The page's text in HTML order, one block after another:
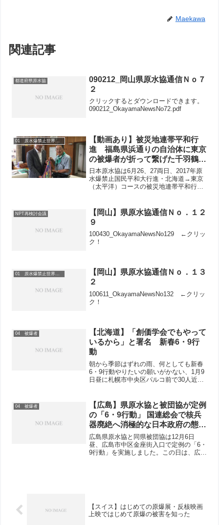
Maekawa
関連記事
都道府県原水協
090212_岡山県原水協通信Ｎｏ７
２
クリックするとダウンロードできます。
090212_OkayamaNewsNo72.pdf
01 原水爆禁止世界大会
【動画あり】被災地連帯平和行
進 福島県浜通りの自治体に東京
の被爆者が折って繋げた千羽鶴を
届ける
日本原水協は6月26、27両日、2017年原
水爆禁止国民平和大行進・北海道→東京
（太平洋）コースの被災地連帯平和行進
（南相馬市、浪江町、富岡町、楢葉町、
広野町）の5自...
NPT再検討会議
【岡山】県原水協通信Ｎｏ．１２
９
100430_OkayamaNewsNo129 ←クリッ
ク！
01 原水爆禁止世界大会
【岡山】県原水協通信Ｎｏ．１３
２
100611_OkayamaNewsNo132 ←クリッ
ク！
04 被爆者
【北海道】「創価学会でもやって
いるから」と署名 新春6・9行
動
朝から季節はずれの雨、何としても新春
6・9行動やりたいの願いがかない、1月9
日昼に札幌市中央区パルコ前で30人近く
宣伝行動をおこないました。ヒバクシャ
国際署名を進め...
04 被爆者
【広島】県原水協と被団協が定例
の「6・9行動」 国連総会で核兵
器廃絶へ消極的な日本政府の態度
を告発
広島県原水協と同県被団協は12月6日
昼、広島市中区金座街入口で定例の「6・
9行動」を実施しました。この日は、広島
【スイス】はじめての原爆展・反核映画
上映ではじめて原爆の被害を知った